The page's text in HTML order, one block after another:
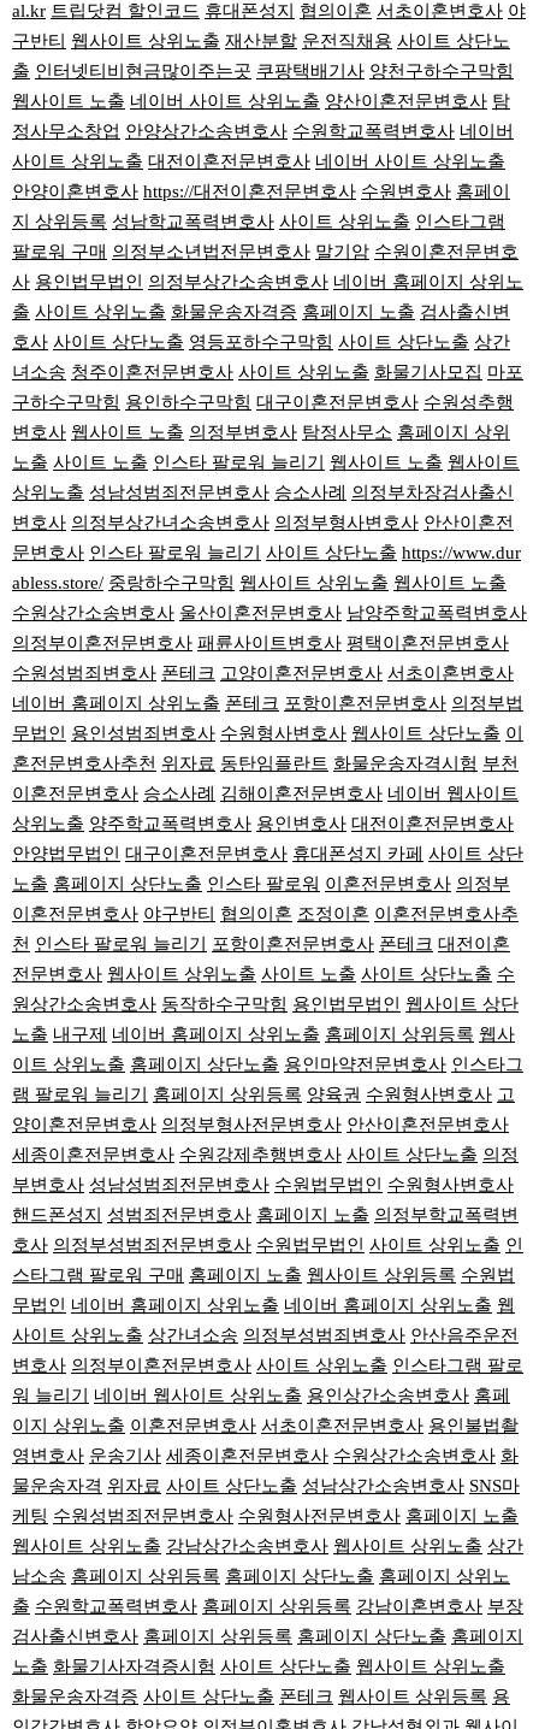
al.kr 트립닷컴 할인코드 휴대폰성지 협의이혼 서초이혼변호사 야
구반티
웹사이트 상위노출 재산분할 운전직채용 사이트 상단노
출 인터넷티비현금많이주는곳 쿠팡택배기사 양천구하수구막힘
웹사이트 노출 네이버 사이트 상위노출 양산이혼전문변호사 탐
정사무소창업 안양상간소송변호사 수원학교폭력변호사 네이버
사이트 상위노출 대전이혼전문변호사 네이버 사이트 상위노출
안양이혼변호사 https://대전이혼전문변호사 수원변호사 홈페이
지 상위등록 성남학교폭력변호사 사이트 상위노출 인스타그램
팔로워 구매 의정부소년법전문변호사 말기암 수원이혼전문변호
사 용인법무법인 의정부상간소송변호사 네이버 홈페이지 상위노
출 사이트 상위노출 화물운송자격증 홈페이지 노출 검사출신변
호사 사이트 상단노출 영등포하수구막힘 사이트 상단노출 상간
녀소송 청주이혼전문변호사 사이트 상위노출 화물기사모집 마포
구하수구막힘 용인하수구막힘 대구이혼전문변호사 수원성추행
변호사 웹사이트 노출 의정부변호사 탐정사무소 홈페이지 상위
노출 사이트 노출 인스타 팔로워 늘리기 웹사이트 노출 웹사이트
상위노출 성남성범죄전문변호사 승소사례
의정부차장검사출신
변호사 의정부상간녀소송변호사 의정부형사변호사 안산이혼전
문변호사 인스타 팔로워 늘리기 사이트 상단노출 https://www.dur
abless.store/ 중랑하수구막힘 웹사이트 상위노출 웹사이트 노출
수원상간소송변호사 울산이혼전문변호사 남양주학교폭력변호사
의정부이혼전문변호사 패륜사이트변호사 평택이혼전문변호사
수원성범죄변호사 폰테크 고양이혼전문변호사 서초이혼변호사
네이버 홈페이지 상위노출 폰테크 포항이혼전문변호사 의정부법
무법인
용인성범죄변호사 수원형사변호사 웹사이트 상단노출 이
혼전문변호사추천 위자료 동탄임플란트 화물운송자격시험 부천
이혼전문변호사 승소사례 김해이혼전문변호사 네이버 웹사이트
상위노출 양주학교폭력변호사 용인변호사 대전이혼전문변호사
안양법무법인
대구이혼전문변호사 휴대폰성지 카페 사이트 상단
노출 홈페이지 상단노출 인스타 팔로워 이혼전문변호사 의정부
이혼전문변호사 야구반티 협의이혼 조정이혼 이혼전문변호사추
천 인스타 팔로워 늘리기 포항이혼전문변호사 폰테크 대전이혼
전문변호사 웹사이트 상위노출 사이트 노출 사이트 상단노출 수
원상간소송변호사 동작하수구막힘 용인법무법인
웹사이트 상단
노출 내구제 네이버 홈페이지 상위노출 홈페이지 상위등록 웹사
이트 상위노출 홈페이지 상단노출 용인마약전문변호사 인스타그
램 팔로워 늘리기
홈페이지 상위등록 양육권 수원형사변호사 고
양이혼전문변호사 의정부형사전문변호사 안산이혼전문변호사
세종이혼전문변호사 수원강제추행변호사 사이트 상단노출 의정
부변호사 성남성범죄전문변호사 수원법무법인
수원형사변호사
핸드폰성지
성범죄전문변호사 홈페이지 노출 의정부학교폭력변
호사 의정부성범죄전문변호사 수원법무법인 사이트 상위노출 인
스타그램 팔로워 구매 홈페이지 노출 웹사이트 상위등록 수원법
무법인
네이버 홈페이지 상위노출 네이버 홈페이지 상위노출 웹
사이트 상위노출 상간녀소송 의정부성범죄변호사 안산음주운전
변호사 의정부이혼전문변호사 사이트 상위노출 인스타그램 팔로
워 늘리기
네이버 웹사이트 상위노출 용인상간소송변호사 홈페
이지 상위노출 이혼전문변호사 서초이혼전문변호사 용인불법촬
영변호사 운송기사 세종이혼전문변호사 수원상간소송변호사 화
물운송자격 위자료 사이트 상단노출 성남상간소송변호사 SNS마
케팅 수원성범죄전문변호사 수원형사전문변호사 홈페이지 노출
웹사이트 상위노출 강남상간소송변호사 웹사이트 상위노출 상간
남소송 홈페이지 상위등록 홈페이지 상단노출 홈페이지 상위노
출 수원학교폭력변호사 홈페이지 상위등록 강남이혼변호사 부장
검사출신변호사 홈페이지 상위등록 홈페이지 상단노출 홈페이지
노출 화물기사자격증시험 사이트 상단노출 웹사이트 상위노출
화물운송자격증 사이트 상단노출 폰테크 웹사이트 상위등록 용